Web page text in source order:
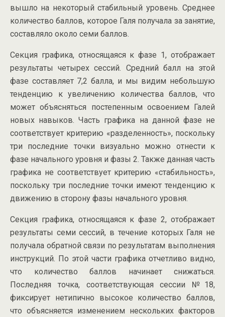
вышло на некоторый стабильный уровень. Среднее
количество баллов, которое Галя получала за занятие,
составляло около семи баллов.
Секция графика, относящаяся к фазе 1, отображает
результаты четырех сессий. Средний балл на этой
фазе составляет 7,2 балла, и мы видим небольшую
тенденцию к увеличению количества баллов, что
может объясняться постепенным освоением Галей
новых навыков. Часть графика на данной фазе не
соответствует критерию «разделенность», поскольку
три последние точки визуально можно отнести к
фазе начального уровня и фазы 2. Также данная часть
графика не соответствует критерию «стабильность»,
поскольку три последние точки имеют тенденцию к
движению в сторону фазы начального уровня.
Секция графика, относящаяся к фазе 2, отображает
результаты семи сессий, в течение которых Галя не
получала обратной связи по результатам выполнения
инструкций. По этой части графика отчетливо видно,
что количество баллов начинает снижаться.
Последняя точка, соответствующая сессии №18,
фиксирует нетипично высокое количество баллов,
что объясняется изменением нескольких факторов